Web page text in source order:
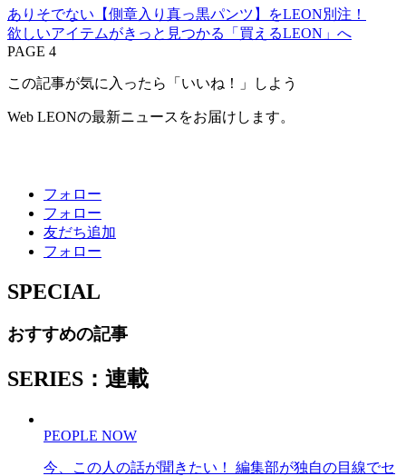
ありそでない【側章入り真っ黒パンツ】をLEON別注！
欲しいアイテムがきっと見つかる「買えるLEON」へ
PAGE 4
この記事が気に入ったら「いいね！」しよう
Web LEONの最新ニュースをお届けします。
フォロー
フォロー
友だち追加
フォロー
SPECIAL
おすすめの記事
SERIES：連載
PEOPLE NOW
今、この人の話が聞きたい！ 編集部が独自の目線でセ